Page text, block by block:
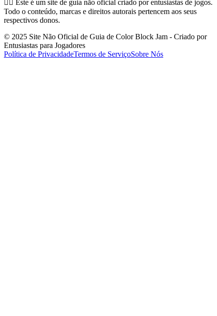
👉🏻 Este é um site de guia não oficial criado por entusiastas de jogos.
Todo o conteúdo, marcas e direitos autorais pertencem aos seus
respectivos donos.
© 2025 Site Não Oficial de Guia de Color Block Jam - Criado por
Entusiastas para Jogadores
Política de PrivacidadeTermos de ServiçoSobre Nós